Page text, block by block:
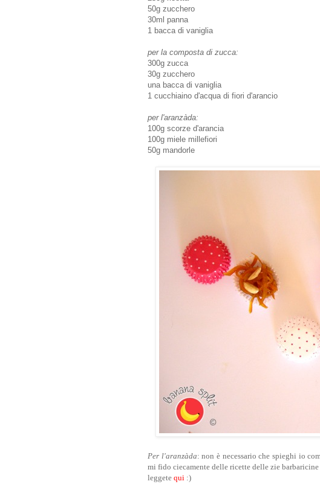
50g zucchero
30ml panna
1 bacca di vaniglia
per la composta di zucca:
300g zucca
30g zucchero
una bacca di vaniglia
1 cucchiaino d'acqua di fiori d'arancio
per l'aranzàda:
100g scorze d'arancia
100g miele millefiori
50g mandorle
Per l'aranzàda: non è necessario che spieghi io
mi fido ciecamente delle ricette delle zie
leggete qui :)